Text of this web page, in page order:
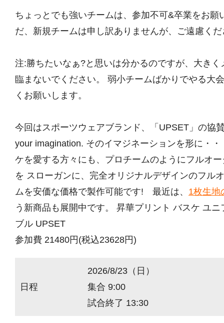
ちょっとでも強いチームは、参加不可&卒業をお願
だ、新規チームは申し訳ありませんが、ご遠慮く
注:勝ちたいなぁ?と思いは分かるのですが、大き
臨まないでください。 弱小チームばかりでやる大
くお願いします。
今回はスポーツウェアブランド、「UPSET」の協
your imagination. そのイマジネーションを形に・・
ケを愛する方々にも、プロチームのようにフルオ
を スローガンに、完全オリジナルデザインのフル
ムを安価な価格で製作可能です! 最近は、 1枚生地
う新商品も展開中です。 昇華プリント バスケ ユ
ブル UPSET
参加費 21480円(税込23628円)
日程
2026/8/23（日）
集合 9:00
試合終了 13:30